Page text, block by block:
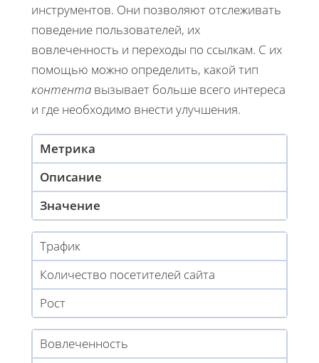
инструментов. Они позволяют отслеживать
поведение пользователей, их
вовлеченность и переходы по ссылкам. С их
помощью можно определить, какой тип
контента вызывает больше всего интереса
и где необходимо внести улучшения.
Метрика
Описание
Значение
Трафик
Количество посетителей сайта
Рост
Вовлеченность